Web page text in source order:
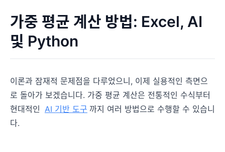
가중 평균 계산 방법: Excel, AI
및 Python
이론과 잠재적 문제점을 다루었으니, 이제 실용적인 측면으
로 돌아가 보겠습니다. 가중 평균 계산은 전통적인 수식부터
현대적인 AI 기반 도구 까지 여러 방법으로 수행할 수 있습니
다.